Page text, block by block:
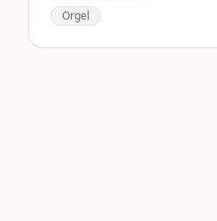
Orgel